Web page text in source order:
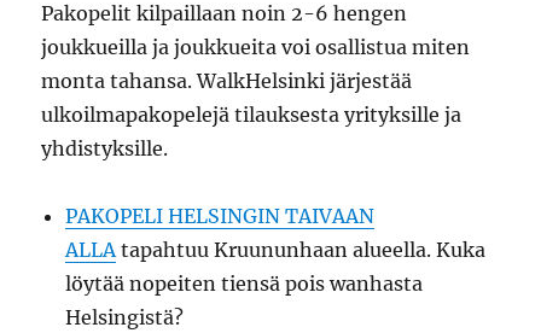
Pakopelit kilpaillaan noin 2-6 hengen
joukkueilla ja joukkueita voi osallistua miten
monta tahansa. WalkHelsinki järjestää
ulkoilmapakopelejä tilauksesta yrityksille ja
yhdistyksille.
PAKOPELI HELSINGIN TAIVAAN
ALLAtapahtuu Kruununhaan alueella. Kuka
löytää nopeiten tiensä pois wanhasta
Helsingistä?